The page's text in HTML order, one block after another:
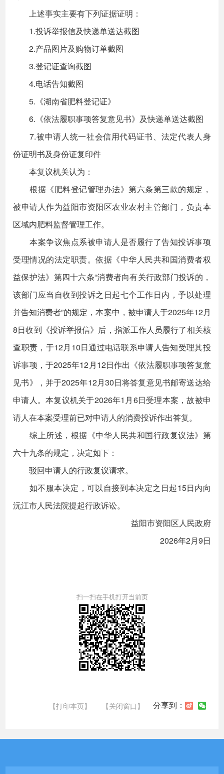
上述事实主要有下列证据证明：
1.投诉举报信及快递单送达截图
2.产品图片及购物订单截图
3.登记证查询截图
4.电话告知截图
5.《湖南省肥料登记证》
6.《依法履职事项答复意见书》及快递单送达截图
7.被申请人统一社会信用代码证书、法定代表人身
份证明书及身份证复印件
本复议机关认为：
根据《肥料登记管理办法》第六条第三款的规定，
被申请人作为益阳市资阳区农业农村主管部门，负责本
区域内肥料监督管理工作。
本案争议焦点系被申请人是否履行了告知投诉事项
受理情况的法定职责。依据《中华人民共和国消费者权
益保护法》第四十六条“消费者向有关行政部门投诉的，
该部门应当自收到投诉之日起七个工作日内，予以处理
并告知消费者”的规定，本案中，被申请人于2025年12月
8日收到《投诉举报信》后，指派工作人员履行了相关核
查职责，于12月10日通过电话联系申请人告知受理其投
诉事项，于2025年12月12日作出《依法履职事项答复意
见书》，并于2025年12月30日将答复意见书邮寄送达给
申请人。本复议机关于2026年1月6日受理本案，故被申
请人在本案受理前已对申请人的消费投诉作出答复。
综上所述，根据《中华人民共和国行政复议法》第
六十九条的规定，决定如下：
驳回申请人的行政复议请求。
如不服本决定，可以自接到本决定之日起15日内向
沅江市人民法院提起行政诉讼。
益阳市资阳区人民政府
2026年2月9日
扫一扫在手机打开当前页
【打印本页】 【关闭窗口】 分享到：